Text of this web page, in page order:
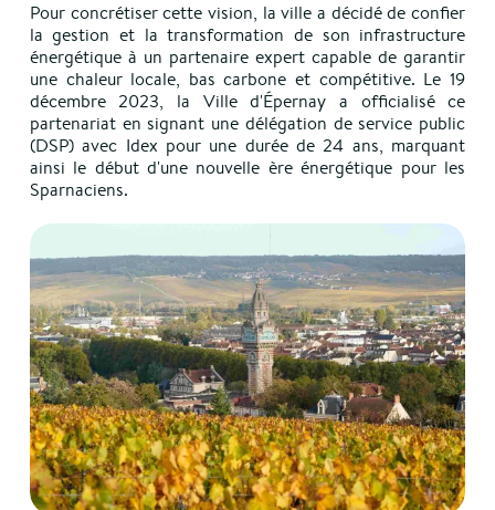
Pour concrétiser cette vision, la ville a décidé de confier
la gestion et la transformation de son infrastructure
énergétique à un partenaire expert capable de garantir
une chaleur locale, bas carbone et compétitive. Le 19
décembre 2023, la Ville d'Épernay a officialisé ce
partenariat en signant une délégation de service public
(DSP) avec Idex pour une durée de 24 ans, marquant
ainsi le début d'une nouvelle ère énergétique pour les
Sparnaciens.